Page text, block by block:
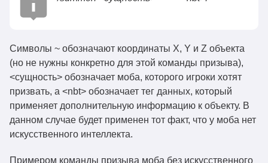
Символы ~ обозначают координаты X, Y и Z объекта
(но не нужны конкретно для этой команды призыва),
<сущность> обозначает моба, которого игроки хотят
призвать, а <nbt> обозначает тег данных, который
применяет дополнительную информацию к объекту. В
данном случае будет применен тот факт, что у моба нет
искусственного интеллекта.
Примером команды призыва моба без искусственного